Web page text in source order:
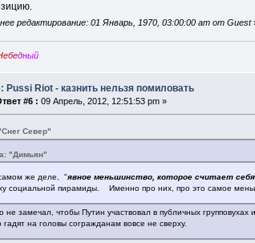
редактирование: 01 Январь, 1970, 03:00:00 am от Guest
бедный
Pussi Riot - казнить нельзя помиловать
#6 : 09 Апрель, 2012, 12:51:53 pm »
Север"
"Димьян"
же деле, "явное меньшинство, которое считает
социальной пирамиды. Именно про них, про это самое
не замечал, чтобы Путин участвовал в публичных
гадят на головы согражданам вовсе не сверху.